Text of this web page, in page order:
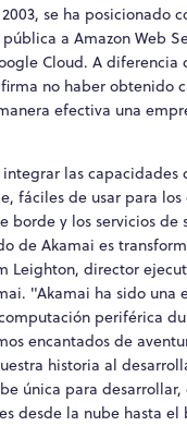
se ha posicionado
a Amazon Web
Cloud. A diferencia
no haber obtenido
efectiva una
las capacidades
fáciles de usar para los
borde y los servicios de
de Akamai es
Leighton, director
"Akamai ha sido una
periférica
encantados de
historia al
única para desarrollar,
desde la nube hasta el